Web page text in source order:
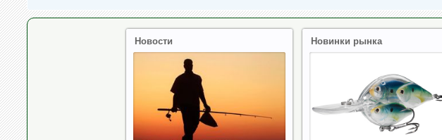
Новости Новинки рынка